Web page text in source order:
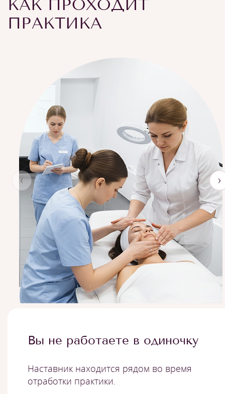
КАК ПРОХОДИТ
ПРАКТИКА
‹ ›
Вы не работаете в одиночку
Наставник находится рядом во время
отработки практики.